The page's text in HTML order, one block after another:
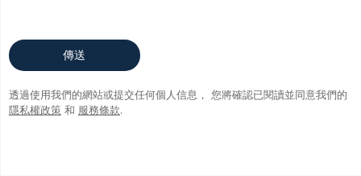
傳送
透過使用我們的網站或提交任何個人信息， 您將確認已閱讀並同意我們的
隱私權政策和 服務條款.